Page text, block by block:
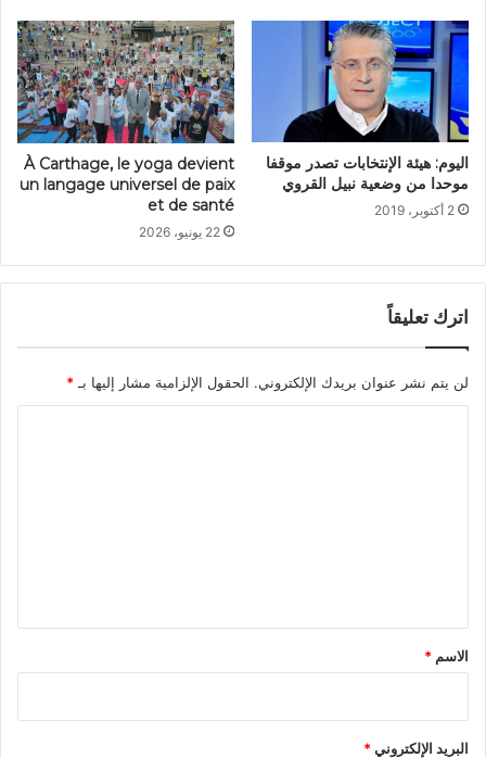
اليوم: هيئة الإنتخابات تصدر موقفا
موحدا من وضعية نبيل القروي
2 أكتوبر، 2019
À Carthage, le yoga devient
un langage universel de paix
et de santé
22 يونيو، 2026
اترك تعليقاً
لن يتم نشر عنوان بريدك الإلكتروني. الحقول الإلزامية مشار إليها بـ *
*
الاسم *
البريد الإلكتروني*